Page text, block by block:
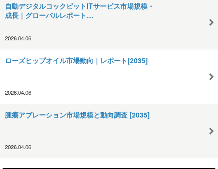
自動デジタルコックピットITサービス市場規模・
成長｜グローバルレポート…
2026.04.06
ローズヒップオイル市場動向｜レポート[2035]
2026.04.06
腫瘍アブレーション市場規模と動向調査 [2035]
2026.04.06